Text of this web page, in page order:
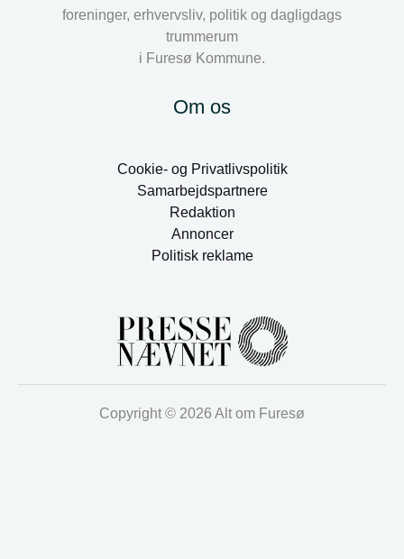
foreninger, erhvervsliv, politik og dagligdags
trummerum
i Furesø Kommune.
Om os
Cookie- og Privatlivspolitik
Samarbejdspartnere
Redaktion
Annoncer
Politisk reklame
Copyright © 2026 Alt om Furesø